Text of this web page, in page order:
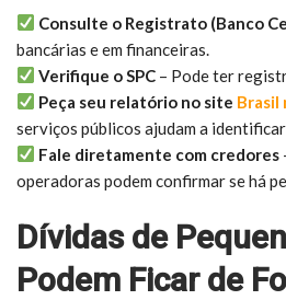
Consulte o Registrato (Banco
bancárias e em financeiras.
Verifique o SPC – Pode ter
Peça seu relatório no site Brasil
serviços públicos ajudam a
Fale diretamente com credores
operadoras podem confirmar se há
Dívidas de
Podem Ficar de